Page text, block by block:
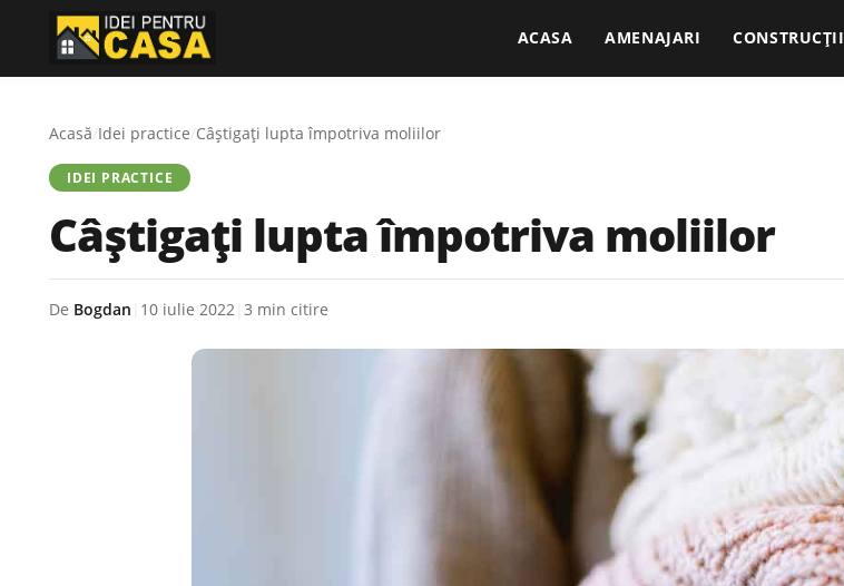
ACASA AMENAJARI CONSTRUCȚII
Acasă/Idei practice/Câștigați lupta împotriva moliilor
IDEI PRACTICE
Câștigați lupta împotriva moliilor
De Bogdan 10 iulie 2022 3 min citire